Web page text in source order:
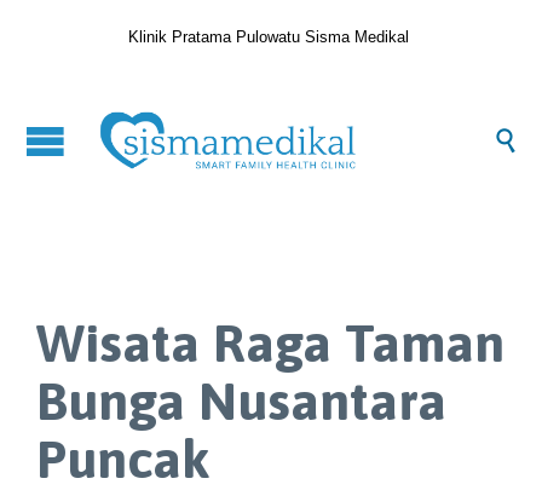
Klinik Pratama Pulowatu Sisma Medikal

Wisata Raga Taman
Bunga Nusantara
Puncak